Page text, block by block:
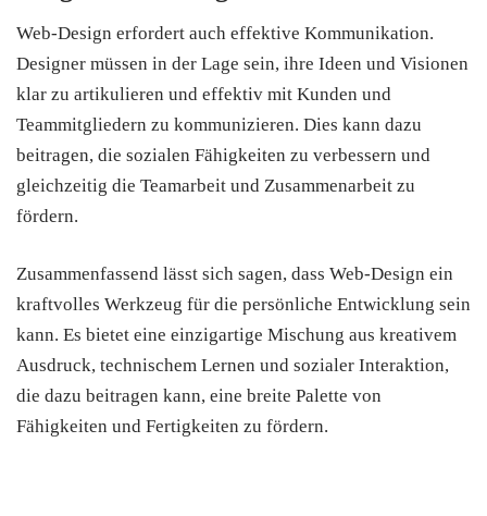
Web-Design erfordert auch effektive Kommunikation.
Designer müssen in der Lage sein, ihre Ideen und Visionen
klar zu artikulieren und effektiv mit Kunden und
Teammitgliedern zu kommunizieren. Dies kann dazu
beitragen, die sozialen Fähigkeiten zu verbessern und
gleichzeitig die Teamarbeit und Zusammenarbeit zu
fördern.
Zusammenfassend lässt sich sagen, dass Web-Design ein
kraftvolles Werkzeug für die persönliche Entwicklung sein
kann. Es bietet eine einzigartige Mischung aus kreativem
Ausdruck, technischem Lernen und sozialer Interaktion,
die dazu beitragen kann, eine breite Palette von
Fähigkeiten und Fertigkeiten zu fördern.